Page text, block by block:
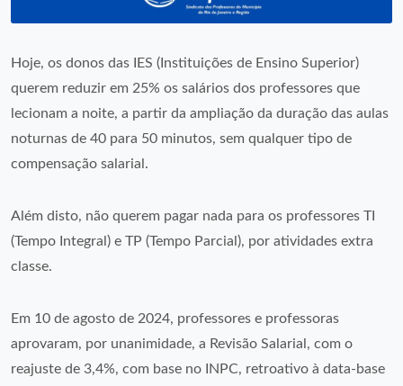
Hoje, os donos das IES (Instituições de Ensino Superior)
querem reduzir em 25% os salários dos professores que
lecionam a noite, a partir da ampliação da duração das aulas
noturnas de 40 para 50 minutos, sem qualquer tipo de
compensação salarial.
Além disto, não querem pagar nada para os professores TI
(Tempo Integral) e TP (Tempo Parcial), por atividades extra
classe.
Em 10 de agosto de 2024, professores e professoras
aprovaram, por unanimidade, a Revisão Salarial, com o
reajuste de 3,4%, com base no INPC, retroativo à data-base